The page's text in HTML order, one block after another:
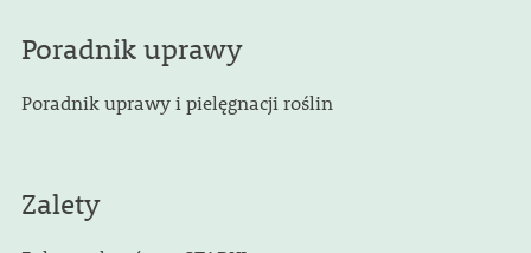
Poradnik uprawy
Poradnik uprawy i pielęgnacji roślin
Zalety